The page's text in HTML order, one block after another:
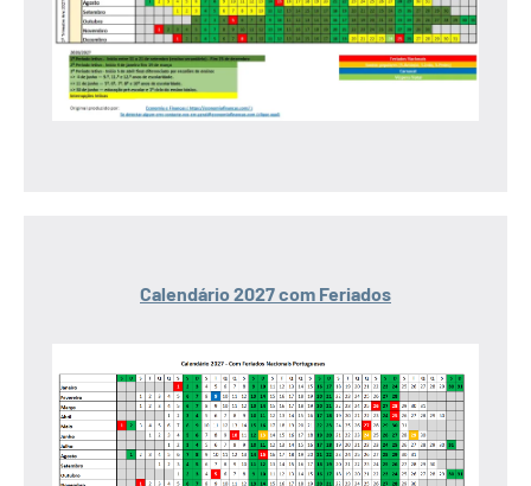
Calendário 2027 com Feriados